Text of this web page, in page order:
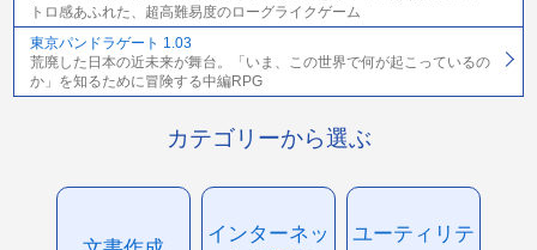
トロ感あふれた、超高難易度のローグライクゲーム
東京パンドラゲート 1.03
荒廃した日本の近未来が舞台。「いま、この世界で何が起こっているの
か」を知るために冒険する中編RPG
カテゴリーから選ぶ
インターネッ
ユーティリテ